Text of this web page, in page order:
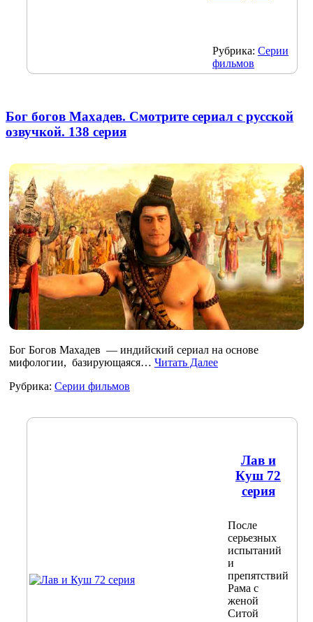
Рубрика: Серии
фильмов
Бог богов Махадев. Смотрите сериал с русской
озвучкой. 138 серия
Бог Богов Махадев — индийский сериал на основе
мифологии, базирующаяся… Читать Далее
Рубрика: Серии фильмов
Лав и
Куш 72
серия
После
серьезных
испытаний
и
препятствий
Рама с
женой
Ситой